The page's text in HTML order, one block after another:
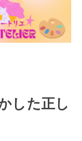
した正し